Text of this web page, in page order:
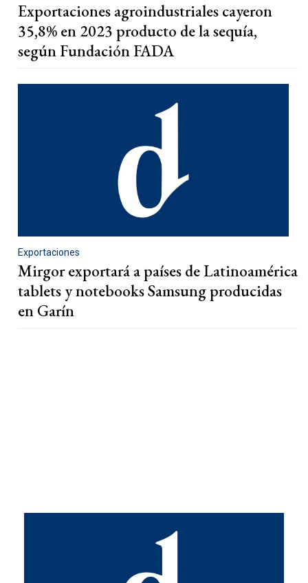
Exportaciones agroindustriales cayeron
35,8% en 2023 producto de la sequía,
según Fundación FADA
Exportaciones
Mirgor exportará a países de Latinoamérica
tablets y notebooks Samsung producidas
en Garín